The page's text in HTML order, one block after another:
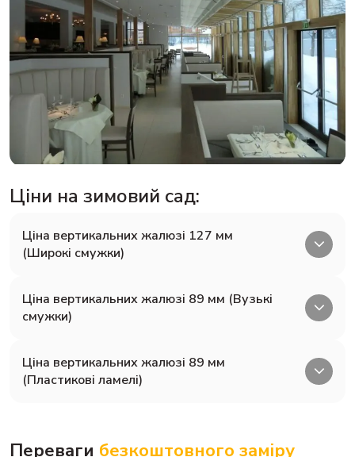
Ціни на зимовий сад:
Ціна вертикальних жалюзі 127 мм
(Широкі смужки)
1 chinazes
123 грн
3
chinazes 115 грн
Ціна вертикальних жалюзі 89 мм (Вузькі
смужки)
1
Ціна вертикальних жалюзі 89 мм
(Пластикові ламелі)
1
грн
Переваги безкоштовного заміру